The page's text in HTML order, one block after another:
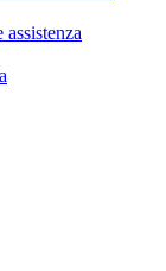
assistenza